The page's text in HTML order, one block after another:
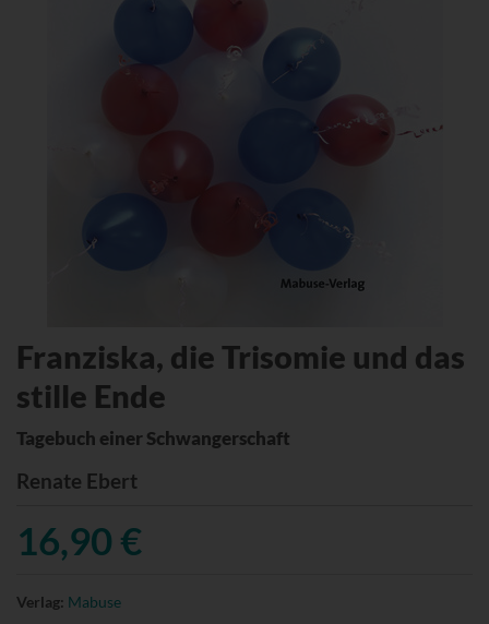
Franziska, die Trisomie und das
stille Ende
Tagebuch einer Schwangerschaft
Renate Ebert
16,90 €
Verlag: Mabuse